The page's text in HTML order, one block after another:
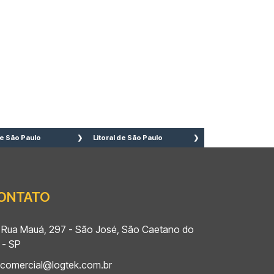
São Paulo
André
Litoral de São Paulo
Ilha Comprida
Rua Mauá, 297 - São José, São Caetano do
- SP
comercial@logtek.com.br